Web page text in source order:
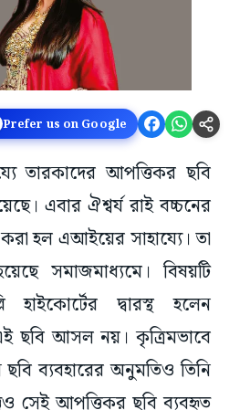
Prefer us on Google
তারকাদের আপত্তিকর ছবি
এবার ঐশ্বর্য রাই বচ্চনের
করা হল এআইয়ের সাহায্যে। তা
সমাজমাধ্যমে। বিষয়টি
দ্বারস্থ হলেন
ছবি আসল নয়। কৃত্রিমভাবে
ব্যবহারের অনুমতিও তিনি
সেই আপত্তিকর ছবি ব্যবহৃত